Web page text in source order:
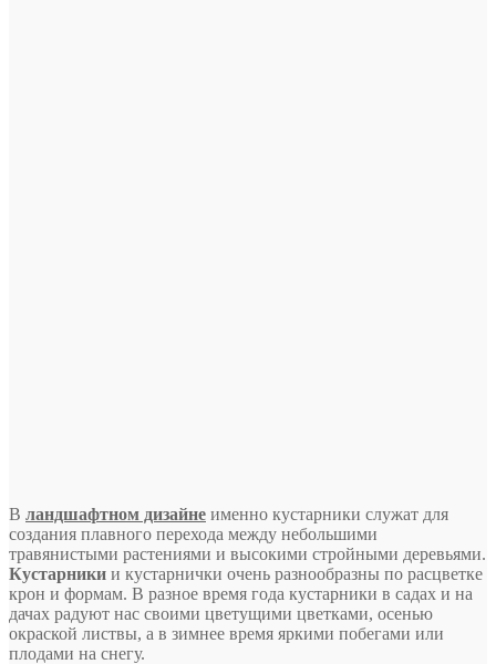
В ландшафтном дизайне именно кустарники служат для
создания плавного перехода между небольшими
травянистыми растениями и высокими стройными деревьями.
Кустарники и кустарнички очень разнообразны по расцветке
крон и формам. В разное время года кустарники в садах и на
дачах радуют нас своими цветущими цветками, осенью
окраской листвы, а в зимнее время яркими побегами или
плодами на снегу.